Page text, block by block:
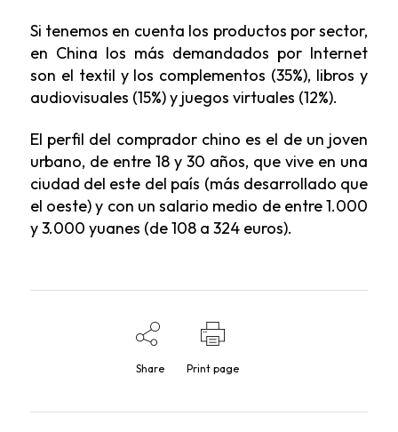
Si tenemos en cuenta los productos por sector,
en China los más demandados por Internet
son el textil y los complementos (35%), libros y
audiovisuales (15%) y juegos virtuales (12%).
El perfil del comprador chino es el de un joven
urbano, de entre 18 y 30 años, que vive en una
ciudad del este del país (más desarrollado que
el oeste) y con un salario medio de entre 1.000
y 3.000 yuanes (de 108 a 324 euros).
Share Print page